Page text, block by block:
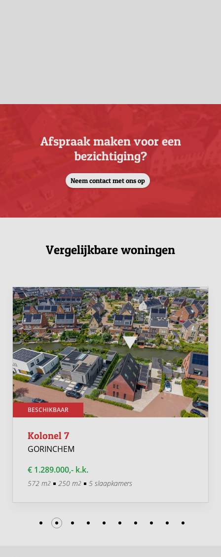
Afspraak maken voor een
bezichtiging?
Neem contact met ons op
Vergelijkbare woningen
BESCHIKBAAR
Kolonel 7
GORINCHEM
€ 1.289.000,- k.k.
572 m2 250 m2 5 slaapkamers